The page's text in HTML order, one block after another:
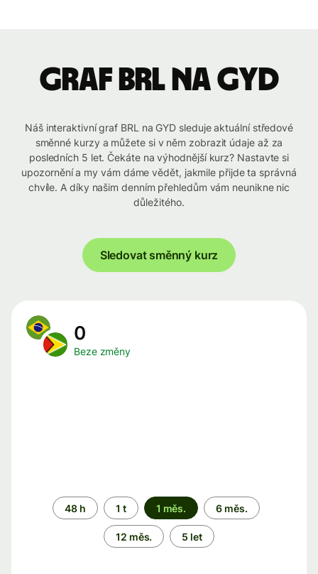
graf BRL na GYD
Náš interaktivní graf BRL na GYD sleduje aktuální středové
směnné kurzy a můžete si v něm zobrazit údaje až za
posledních 5 let. Čekáte na výhodnější kurz? Nastavte si
upozornění a my vám dáme vědět, jakmile přijde ta správná
chvíle. A díky našim denním přehledům vám neunikne nic
důležitého.
Sledovat směnný kurz
0
Beze změny
Časové
období
48 h 1 t 1 měs. 6 měs.
12 měs. 5 let